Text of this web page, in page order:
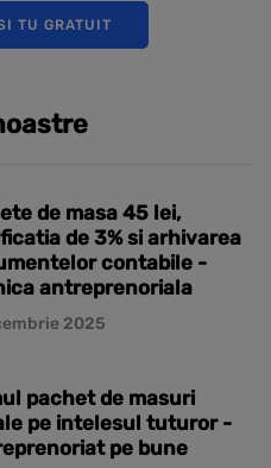
TU GRATUIT
de masa 45 lei,
de 3% si arhivarea
contabile -
antreprenoriala
2025
pachet de masuri
pe intelesul tuturor -
pe bune